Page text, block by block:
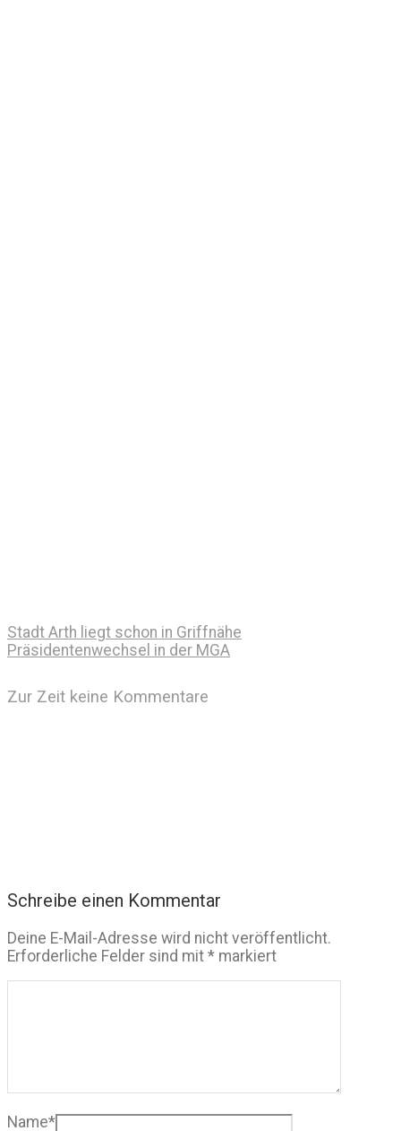
Stadt Arth liegt schon in Griffnähe
Präsidentenwechsel in der MGA
Zur Zeit keine Kommentare
Schreibe einen Kommentar
Deine E-Mail-Adresse wird nicht veröffentlicht.
Erforderliche Felder sind mit * markiert
Name*